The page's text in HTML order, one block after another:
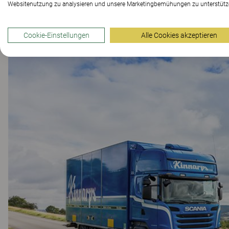
Websitenutzung zu analysieren und unsere Marketingbemühungen zu
Cookie-Einstellungen Alle Cookies akzeptieren